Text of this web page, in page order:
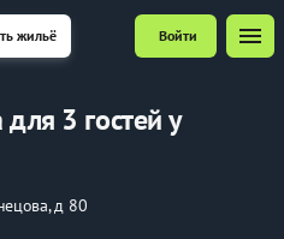
жильё Войти menu
3 гостей у
д 80